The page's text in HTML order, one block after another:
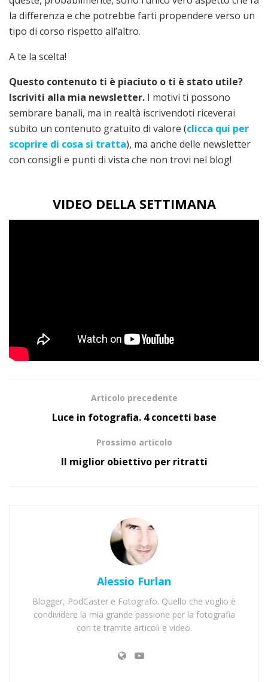
la differenza e che potrebbe farti propendere verso un
tipo di corso rispetto all’altro.
A te la scelta!
Questo contenuto ti è piaciuto o ti è stato utile?
Iscriviti alla mia newsletter. I motivi ti possono
sembrare banali, ma in realtà iscrivendoti riceverai
subito un contenuto gratuito di valore (clicca qui per
scoprire di cosa si tratta), ma anche delle newsletter
con consigli e punti di vista che non trovi nel blog!
VIDEO DELLA SETTIMANA
Articolo precedente
Luce in fotografia. 4 concetti base
Prossimo articolo
Il miglior obiettivo per ritratti
Alessio Furlan
Blogger, PodCaster e Fotografo. Quello che voglio è
condividere la mia grande passione per la fotografia
con te tramite articoli e video.